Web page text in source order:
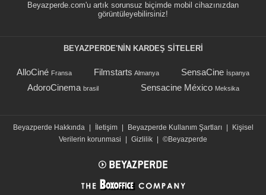
Beyazperde.com'u artık sorunsuz biçimde mobil cihazınızdan
görüntüleyebilirsiniz!
BEYAZPERDE'NIN KARDEŞ SİTELERİ
AlloCiné Fransa Filmstarts Almanya SensaCine İspanya
AdoroCinema brasil Sensacine México Meksika
Beyazperde Hakkında İletişim Beyazperde Kullanım Şartları
Kişisel
Verilerin korunmasi
Gizlilik ©Beyazperde